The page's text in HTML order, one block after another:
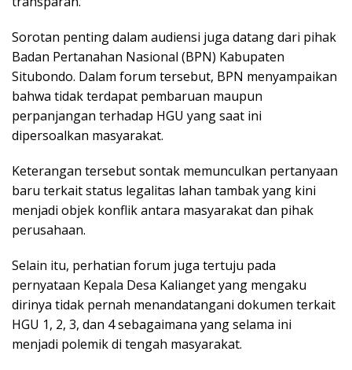
Sorotan penting dalam audiensi juga datang dari pihak
Badan Pertanahan Nasional (BPN) Kabupaten
Situbondo. Dalam forum tersebut, BPN menyampaikan
bahwa tidak terdapat pembaruan maupun
perpanjangan terhadap HGU yang saat ini
dipersoalkan masyarakat.
Keterangan tersebut sontak memunculkan pertanyaan
baru terkait status legalitas lahan tambak yang kini
menjadi objek konflik antara masyarakat dan pihak
perusahaan.
Selain itu, perhatian forum juga tertuju pada
pernyataan Kepala Desa Kalianget yang mengaku
dirinya tidak pernah menandatangani dokumen terkait
HGU 1, 2, 3, dan 4 sebagaimana yang selama ini
menjadi polemik di tengah masyarakat.